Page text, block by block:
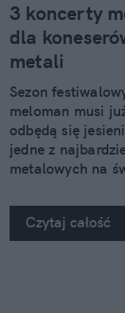
3 koncerty
dla
metali
Sezon
meloman musi
odbędą się
jedne z
metalowych na
Czytaj całość